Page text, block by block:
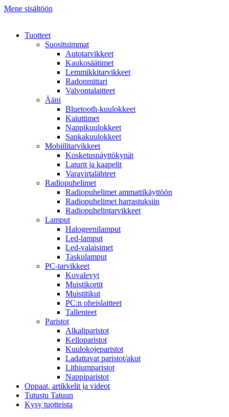
Mene sisältöön
Tuotteet
Suosituimmat
Autotarvikkeet
Kaukosäätimet
Lemmikkitarvikkeet
Radonmittari
Valvontalaitteet
Ääni
Bluetooth-kuulokkeet
Kaiuttimet
Nappikuulokkeet
Sankakuulokkeet
Mobiilitarvikkeet
Kosketusnäyttökynät
Laturit ja kaapelit
Varavirtalähteet
Radiopuhelimet
Radiopuhelimet ammattikäyttöön
Radiopuhelimet harrastuksiin
Radiopuhelintarvikkeet
Lamput
Halogeenilamput
Led-lamput
Led-valaisimet
Taskulamput
PC-tarvikkeet
Kovalevyt
Muistikortit
Muistitikut
PC:n oheislaitteet
Tallenteet
Paristot
Alkaliparistot
Kelloparistot
Kuulokojeparistot
Ladattavat paristot/akut
Lithiumparistot
Nappiparistot
Oppaat, artikkelit ja videot
Tutustu Tatuun
Kysy tuotteista